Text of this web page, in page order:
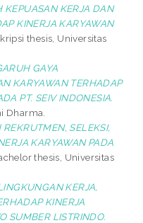
KEPUASAN KERJA DAN
KINERJA KARYAWAN
thesis, Universitas
GAYA
KARYAWAN TERHADAP
PT. SEIV INDONESIA.
Dharma.
SELEKSI,
KARYAWAN PADA
thesis, Universitas
KERJA,
KINERJA
SUMBER LISTRINDO.